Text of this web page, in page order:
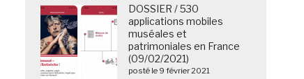
DOSSIER / 530
applications mobiles
muséales et
patrimoniales en France
(09/02/2021)
posté le 9 février 2021